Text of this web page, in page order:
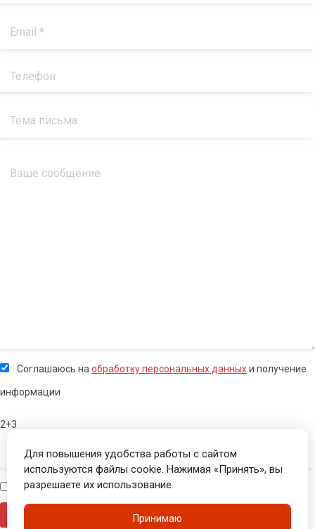
Соглашаюсь на обработку персональных данныхи получение
информации
2+3
Я человек
Для повышения удобства работы с сайтом
используются файлы cookie. Нажимая «Принять», вы
разрешаете их использование.
Принимаю